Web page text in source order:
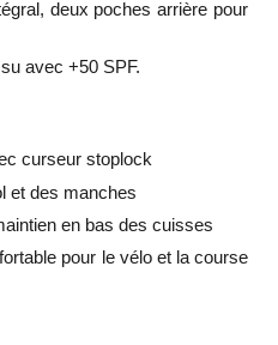
deux poches arrière pour
avec +50 SPF.
curseur stoplock
et des manches
en bas des cuisses
pour le vélo et la course